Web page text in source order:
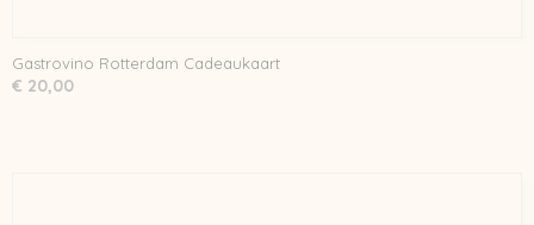
Gastrovino Rotterdam Cadeaukaart
€ 20,00